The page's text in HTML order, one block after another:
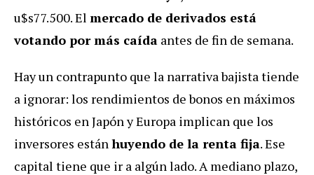
u$s77.500. El mercado de derivados está
votando por más caída antes de fin de semana.
Hay un contrapunto que la narrativa bajista tiende
a ignorar: los rendimientos de bonos en máximos
históricos en Japón y Europa implican que los
inversores están huyendo de la renta fija. Ese
capital tiene que ir a algún lado. A mediano plazo,